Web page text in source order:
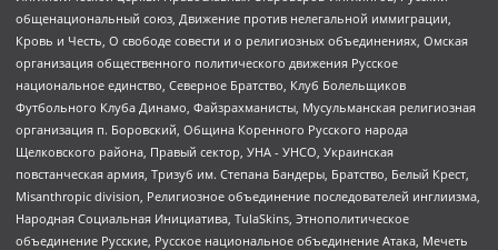
общенациональный союз, Движение против нелегальной иммиграции,
Кровь и Честь, О свободе совести и о религиозных объединениях, Омская
организация общественного политического движения Русское
национальное единство, Северное Братство, Клуб Болельщиков
Футбольного Клуба Динамо, Файзрахманисты, Мусульманская религиозная
организация п. Боровский, Община Коренного Русского народа
Щелковского района, Правый сектор, УНА - УНСО, Украинская
повстанческая армия, Тризуб им. Степана Бандеры, Братство, Белый Крест,
Misanthropic division, Религиозное объединение последователей инглиизма,
Народная Социальная Инициатива, TulaSkins, Этнополитическое
объединение Русские, Русское национальное объединение Атака, Мечеть